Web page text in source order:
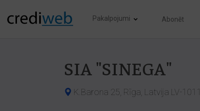
Pakalpojumi Abonēt
SIA "SINEGA"
K.Barona 25, Rīga, Latvija LV-1011